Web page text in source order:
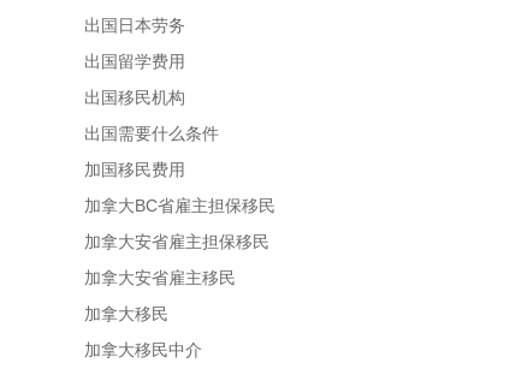
出国日本劳务
出国留学费用
出国移民机构
出国需要什么条件
加国移民费用
加拿大BC省雇主担保移民
加拿大安省雇主担保移民
加拿大安省雇主移民
加拿大移民
加拿大移民中介